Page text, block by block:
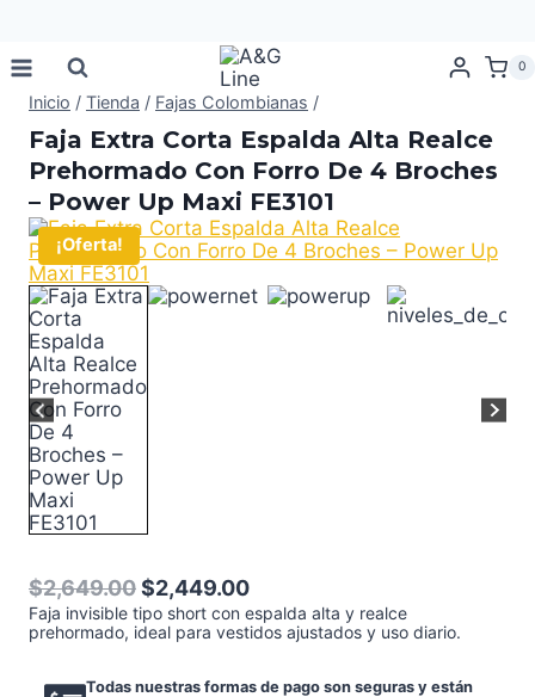
al
contenido
0
Inicio / Tienda / Fajas Colombianas /
Faja Extra Corta Espalda Alta Realce
Prehormado Con Forro De 4 Broches
– Power Up Maxi FE3101
¡Oferta!
$2,649.00El
precio
original
era:
$2,449.00El
precio
actual
es:
Faja invisible tipo short con espalda alta y realce
prehormado, ideal para vestidos ajustados y uso diario.
Todas nuestras formas de pago son seguras y están